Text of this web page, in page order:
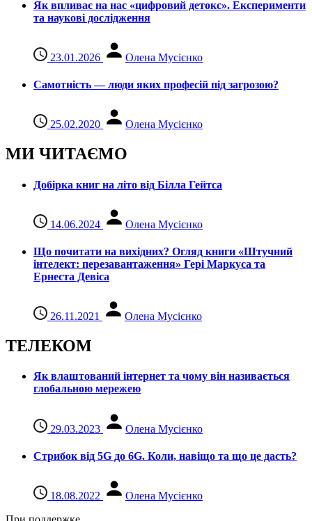
Як впливає на нас «цифровий детокс». Експерименти
та наукові дослідження
23.01.2026 Олена Мусієнко
Самотність — люди яких професій під загрозою?
25.02.2020 Олена Мусієнко
МИ ЧИТАЄМО
Добірка книг на літо від Білла Гейтса
14.06.2024 Олена Мусієнко
Що почитати на вихідних? Огляд книги «Штучний
інтелект: перезавантаження» Гері Маркуса та
Ернеста Девіса
26.11.2021 Олена Мусієнко
ТЕЛЕКОМ
Як влаштований інтернет та чому він називається
глобальною мережею
29.03.2023 Олена Мусієнко
Стрибок від 5G до 6G. Коли, навіщо та що це даcть?
18.08.2022
Олена Мусієнко